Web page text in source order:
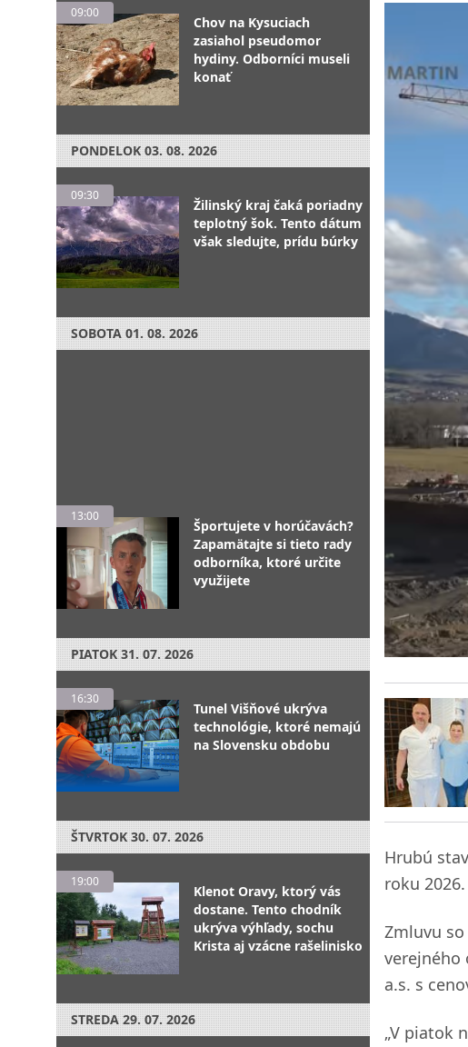
09:00
Chov na Kysuciach
zasiahol pseudomor
hydiny. Odborníci museli
konať
PONDELOK 03. 08. 2026
09:30
Žilinský kraj čaká poriadny
teplotný šok. Tento dátum
však sledujte, prídu búrky
SOBOTA 01. 08. 2026
13:00
Športujete v horúčavách?
Zapamätajte si tieto rady
odborníka, ktoré určite
využijete
PIATOK 31. 07. 2026
16:30
Tunel Višňové ukrýva
technológie, ktoré nemajú
na Slovensku obdobu
ŠTVRTOK 30. 07. 2026
19:00
Klenot Oravy, ktorý vás
dostane. Tento chodník
ukrýva výhľady, sochu
Krista aj vzácne rašelinisko
STREDA 29. 07. 2026
Hrubú
roku
Zmluvu
verejného
a.s. s
„V piatok